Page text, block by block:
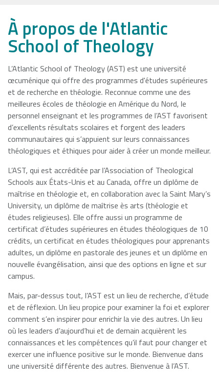
NSCAD
University
Saint Mary's
University
St. Francis
Xavier
University
Université
Sainte-Anne
University of
King's
College
À propos de l'Atlantic
School of Theology
L’Atlantic School of Theology (AST) est une université
œcuménique qui offre des programmes d'études supérieures
et de recherche en théologie. Reconnue comme une des
meilleures écoles de théologie en Amérique du Nord, le
personnel enseignant et les programmes de l’AST favorisent
d’excellents résultats scolaires et forgent des leaders
communautaires qui s’appuient sur leurs connaissances
théologiques et éthiques pour aider à créer un monde meilleur.
L’AST, qui est accréditée par l’Association of Theological
Schools aux États-Unis et au Canada, offre un diplôme de
maîtrise en théologie et, en collaboration avec la Saint Mary’s
University, un diplôme de maîtrise ès arts (théologie et
études religieuses). Elle offre aussi un programme de
certificat d’études supérieures en études théologiques de 10
crédits, un certificat en études théologiques pour apprenants
adultes, un diplôme en pastorale des jeunes et un diplôme en
nouvelle évangélisation, ainsi que des options en ligne et sur
campus.
Mais, par-dessus tout, l’AST est un lieu de recherche, d’étude
et de réflexion. Un lieu propice pour examiner la foi et explorer
comment s’en inspirer pour enrichir la vie des autres. Un lieu
où les leaders d’aujourd’hui et de demain acquièrent les
connaissances et les compétences qu’il faut pour changer et
exercer une influence positive sur le monde. Bienvenue dans
une université différente des autres. Bienvenue à l’AST.